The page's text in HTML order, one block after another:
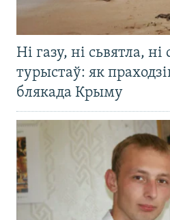
Ні газу, ні сьвятла, ні
турыстаў: як
блякада Крыму